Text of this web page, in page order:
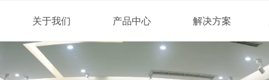
关于我们 产品中心 解决方案